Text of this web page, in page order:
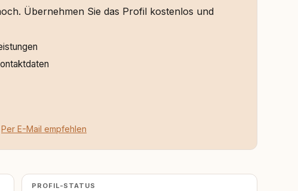
Übernehmen Sie das Profil kostenlos und
Per E-Mail empfehlen
PROFIL-STATUS